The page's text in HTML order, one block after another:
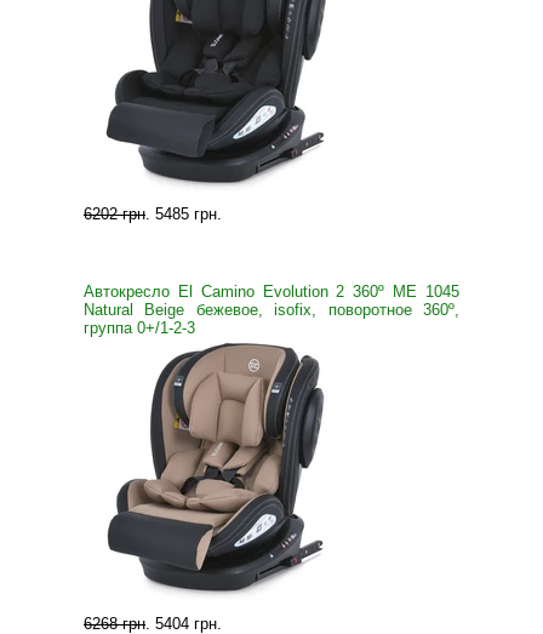
6202 грн. 5485 грн.
Автокресло El Camino Evolution 2 360º ME 1045
Natural Beige бежевое, isofix, поворотное 360º,
группа 0+/1-2-3
6268 грн. 5404 грн.